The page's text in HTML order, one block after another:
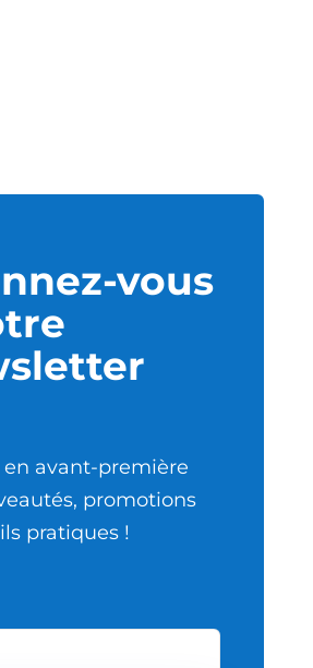
vous
en avant-première
promotions
pratiques !